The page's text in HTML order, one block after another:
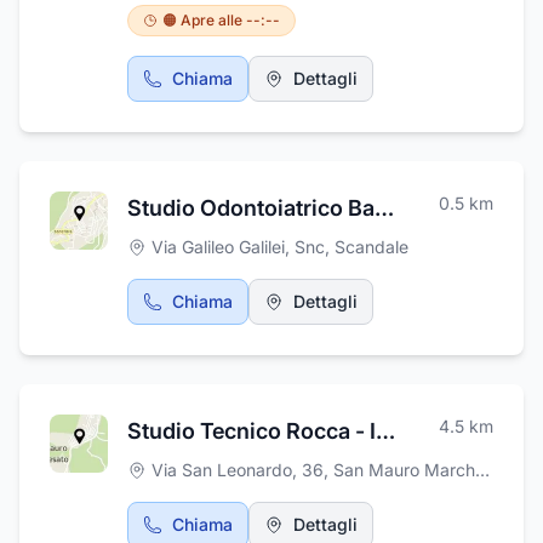
vostre esigenze. A vostra disposizione anche
mobili per ufficio, complementi d'arredo, sia
classici che moderni. Si trattano le principali
marche di mobili e cucine. Presso C.P.
con ottimo rapporto qualità prezzo,
🟠 Apre alle --:--
Chiama Dettagli
Studio Odontoiatrico Barbuto Mafalda 0.5 km
Via Galileo Galilei, Snc, Scandale
Chiama Dettagli
Studio Tecnico Rocca - Ing. Rocca Pasqualino 4.5 km
Via San Leonardo, 36, San Mauro Marchesato
Chiama Dettagli